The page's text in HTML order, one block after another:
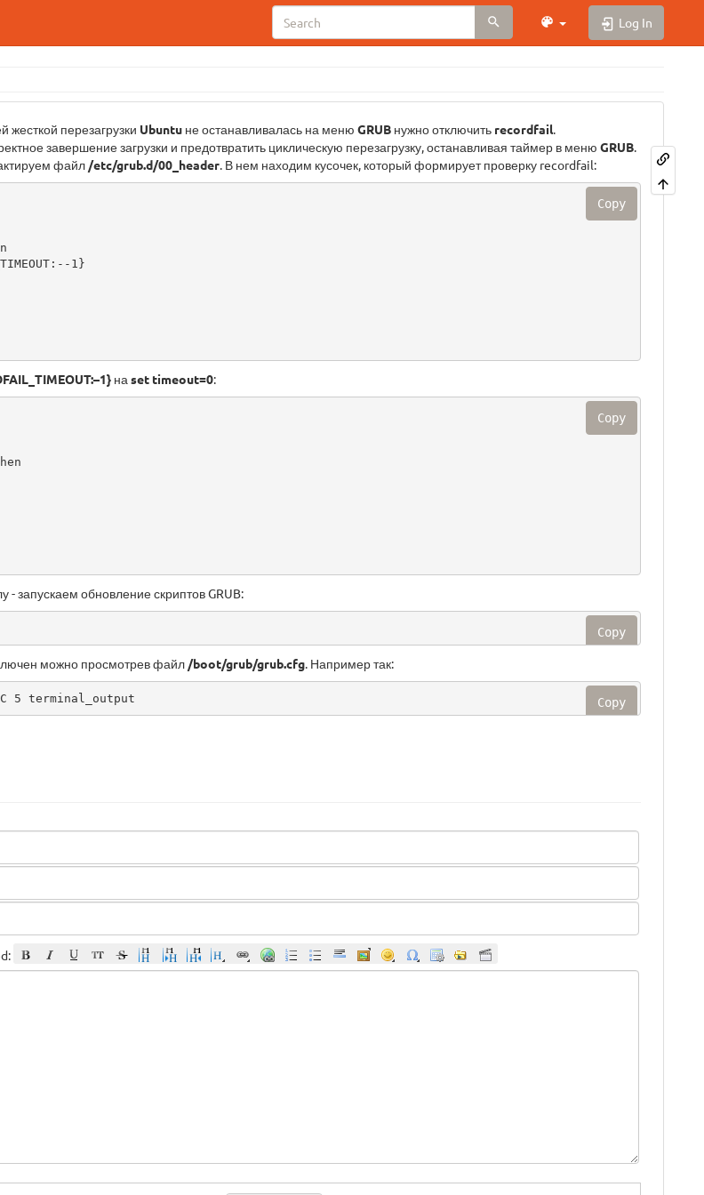
Log In
перезагрузки Ubuntu не останавливалась на меню GRUB нужно отключить recordfail.
завершение загрузки и предотвратить циклическую перезагрузку, останавливая таймер в меню GRUB.
файл /etc/grub.d/00_header. В нем находим кусочек, который формирует проверку recordfail:
Copy
на set timeout=0:
Copy
- запускаем обновление скриптов GRUB:
Copy
можно просмотрев файл /boot/grub/grub.cfg. Например так:
5 terminal_output Copy